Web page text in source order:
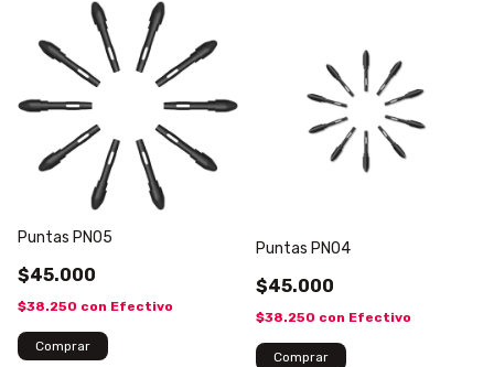
Puntas PN05
$45.000
$38.250 con Efectivo
Puntas PN04
$45.000
$38.250 con Efectivo